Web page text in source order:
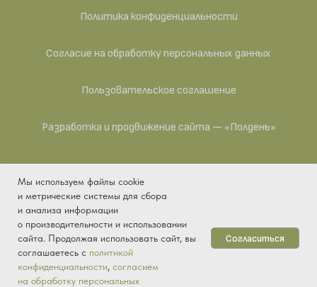
Политика конфиденциальности
Согласие на обработку персональных данных
Пользовательское соглашение
Разработка и продвижение сайта — «Полдень»
ИП Антипина Яна Викторовна — действующее
предприятие. ИНН 041104993015, ОГРНИП
33401361000, ОКТМО 33701000001, ОКОПФ 50102,
ОКОГУ 4210015, ОКФС 16.
Мы используем файлы cookie
и метрические системы для сбора
и анализа информации
о производительности и использовании
сайта. Продолжая использовать сайт, вы
соглашаетесь с политикой
конфиденциальности, согласием
на обработку персональных
Согласиться